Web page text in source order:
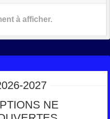
à afficher.
2027
NE